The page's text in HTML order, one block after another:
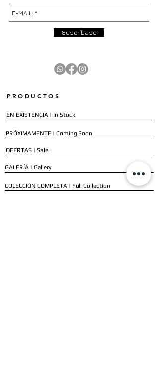
Suscríbase
PRODUCTOS
EN EXISTENCIA | In Stock
PRÓXIMAMENTE | Coming Soon
OFERTAS | Sale
GALERÍA | Gallery
COLECCIÓN COMPLETA | Full Collection